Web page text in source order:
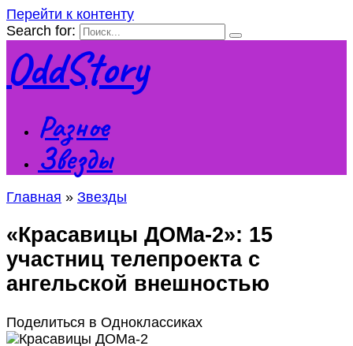
Перейти к контенту
Search for:
OddStory
Разное
Звезды
Главная » Звезды
«Красавицы ДОМа-2»: 15
участниц телепроекта с
ангельской внешностью
Поделиться в Одноклассиках